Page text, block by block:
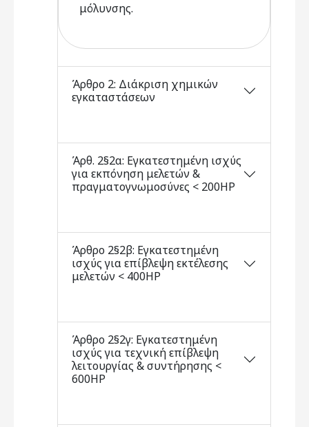
μόλυνσης.
Άρθρο 2: Διάκριση χημικών
εγκαταστάσεων
Άρθ. 2§2α: Εγκατεστημένη ισχύς
για εκπόνηση μελετών &
πραγματογνωμοσύνες < 200ΗΡ
Άρθρο 2§2β: Εγκατεστημένη
ισχύς για επίβλεψη εκτέλεσης
μελετών < 400ΗΡ
Άρθρο 2§2γ: Εγκατεστημένη
ισχύς για τεχνική επίβλεψη
λειτουργίας & συντήρησης <
600ΗΡ